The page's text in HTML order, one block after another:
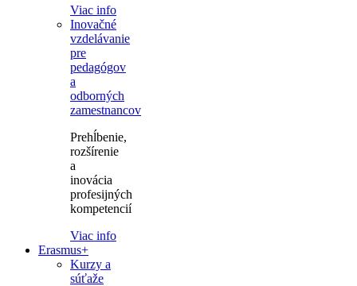
Viac info
Inovačné
vzdelávanie
pre
pedagógov
a
odborných
zamestnancov
Prehĺbenie,
rozšírenie
a
inovácia
profesijných
kompetencií
Viac info
Erasmus+
Kurzy a
súťaže